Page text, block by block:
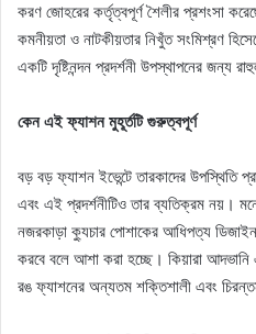
করণ জোহরের কর্তৃত্বপূর্ণ শৈলীর প্রশংসা
কমনীয়তা ও নাটকীয়তার নিখুঁত সংমিশ্রণ
একটি দৃষ্টিনন্দন প্রদর্শনী উপস্থাপনের জন্য
কেন এই ফ্যাশন মুহূর্তটি গুরুত্বপূর্ণ
বড় বড় ফ্যাশন ইভেন্টে তারকাদের উপস্থিতি
এবং এই প্রদর্শনীটিও তার ব্যতিক্রম নয়।
নজরকাড়া ক্যুচার পোশাকের আধিপত্য
করবে বলে আশা করা হচ্ছে। কিয়ারা
রঙ ফ্যাশনের অন্যতম শক্তিশালী এবং